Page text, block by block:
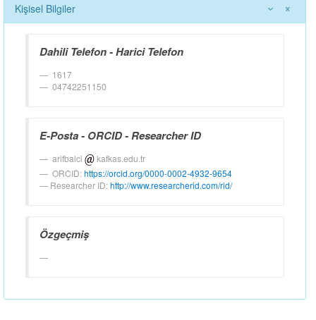
Kişisel Bilgiler
Dahili Telefon - Harici Telefon
1617
04742251150
E-Posta - ORCID - Researcher ID
arifbalci
kafkas.edu.tr
ORCID:https://orcid.org/0000-0002-4932-9654
Researcher ID:http://www.researcherid.com/rid/
Özgeçmiş